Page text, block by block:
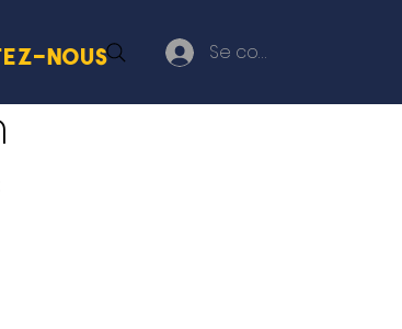
Se connecter
nous